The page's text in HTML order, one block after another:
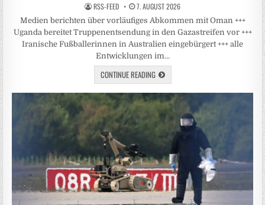
RSS-FEED 7. AUGUST 2026
Medien berichten über vorläufiges Abkommen mit Oman +++
Uganda bereitet Truppenentsendung in den Gazastreifen vor +++
Iranische Fußballerinnen in Australien eingebürgert +++ alle
Entwicklungen im…
CONTINUE READING